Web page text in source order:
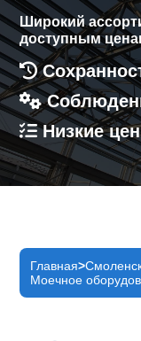
Широкий
доступным
Низкие
Главная
Моечное